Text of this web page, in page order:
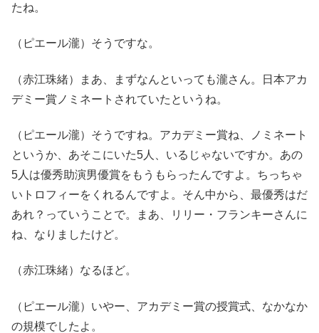
たね。
（ピエール瀧）そうですな。
（赤江珠緒）まあ、まずなんといっても瀧さん。日本アカ
デミー賞ノミネートされていたというね。
（ピエール瀧）そうですね。アカデミー賞ね、ノミネート
というか、あそこにいた5人、いるじゃないですか。あの
5人は優秀助演男優賞をもうもらったんですよ。ちっちゃ
いトロフィーをくれるんですよ。そん中から、最優秀はだ
あれ？っていうことで。まあ、リリー・フランキーさんに
ね、なりましたけど。
（赤江珠緒）なるほど。
（ピエール瀧）いやー、アカデミー賞の授賞式、なかなか
の規模でしたよ。